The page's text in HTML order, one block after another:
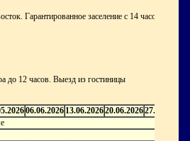
Гарантированное заселение с 14 часов!
до 12 часов. Выезд из гостиницы
06.06.2026 13.06.202620.06.202627.06.2026